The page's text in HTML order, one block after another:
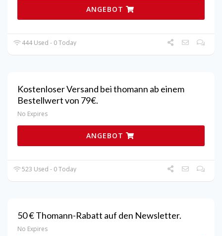
ANGEBOT
444 Used - 0 Today
Kostenloser Versand bei thomann ab einem
Bestellwert von 79€.
No Expires
ANGEBOT
523 Used - 0 Today
50 € Thomann-Rabatt auf den Newsletter.
No Expires